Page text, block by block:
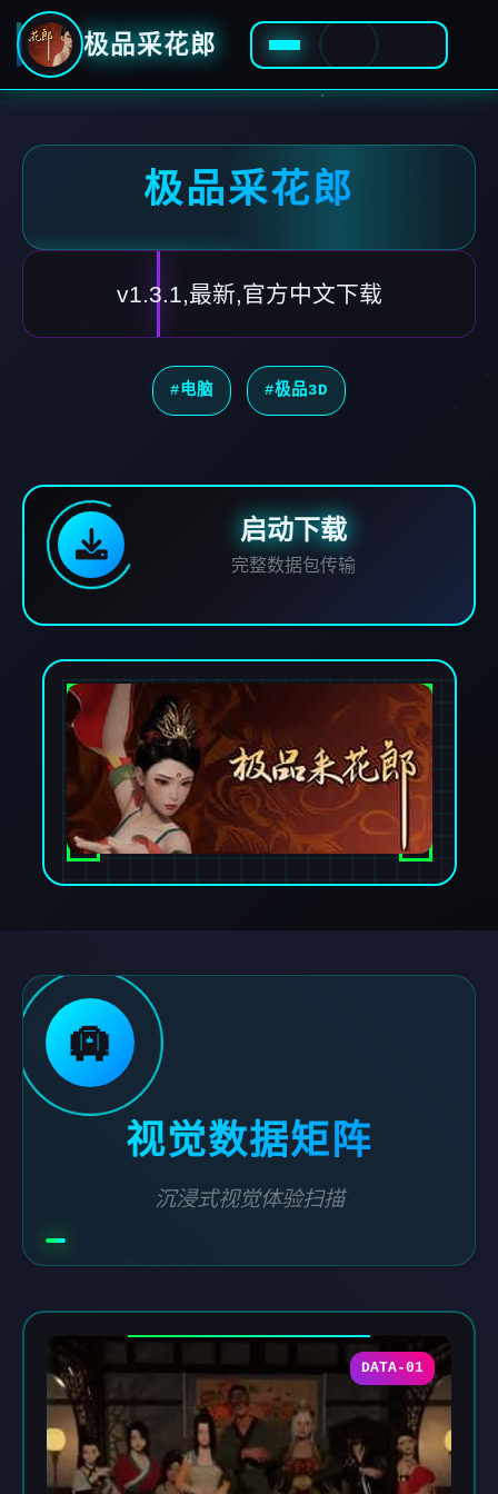
极品采花郎
极品采花郎
v1.3.1,最新,官方中文下载
#电脑 #极品3D
启动下载
完整数据包传输
🛄
视觉数据矩阵
沉浸式视觉体验扫描
DATA-01